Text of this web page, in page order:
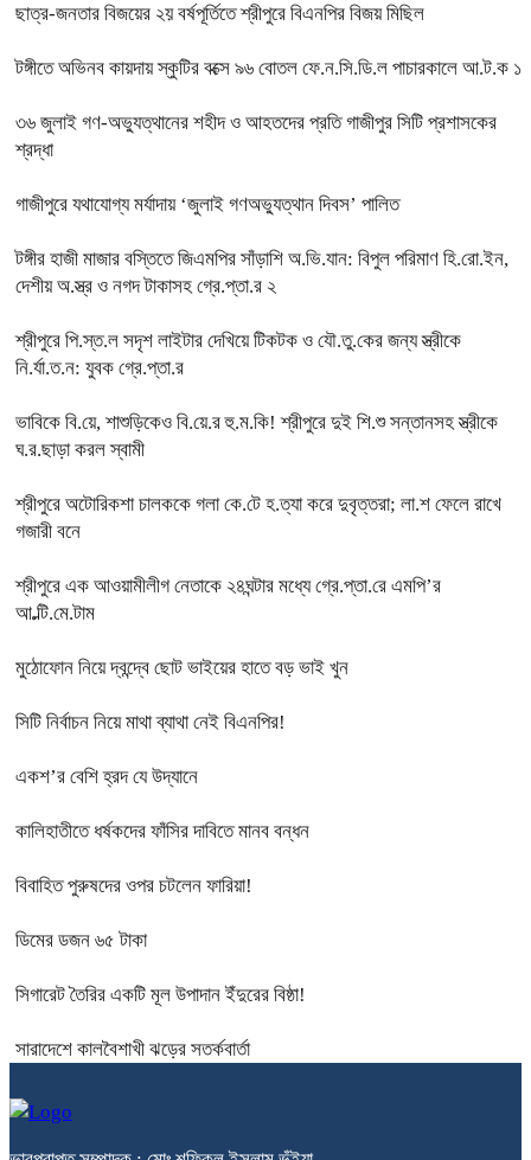
ছাত্র-জনতার বিজয়ের ২য় বর্ষপূর্তিতে শ্রীপুরে বিএনপির বিজয় মিছিল
টঙ্গীতে অভিনব কায়দায় স্কুটির বক্সে ৯৬ বোতল ফে.ন.সি.ডি.ল পাচারকালে আ.ট.ক ১
৩৬ জুলাই গণ-অভ্যুত্থানের শহীদ ও আহতদের প্রতি গাজীপুর সিটি প্রশাসকের
শ্রদ্ধা
গাজীপুরে যথাযোগ্য মর্যাদায় ‘জুলাই গণঅভ্যুত্থান দিবস’ পালিত
টঙ্গীর হাজী মাজার বস্তিতে জিএমপির সাঁড়াশি অ.ভি.যান: বিপুল পরিমাণ হি.রো.ইন,
দেশীয় অ.স্ত্র ও নগদ টাকাসহ গ্রে.প্তা.র ২
শ্রীপুরে পি.স্ত.ল সদৃশ লাইটার দেখিয়ে টিকটক ও যৌ.তু.কের জন্য স্ত্রীকে
নি.র্যা.ত.ন: যুবক গ্রে.প্তা.র
ভাবিকে বি.য়ে, শাশুড়িকেও বি.য়ে.র হু.ম.কি! শ্রীপুরে দুই শি.শু সন্তানসহ স্ত্রীকে
ঘ.র.ছাড়া করল স্বামী
শ্রীপুরে অটোরিকশা চালককে গলা কে.টে হ.ত্যা করে দুবৃত্তরা; লা.শ ফেলে রাখে
গজারী বনে
শ্রীপুরে এক আওয়ামীলীগ নেতাকে ২৪ঘন্টার মধ্যে গ্রে.প্তা.রে এমপি’র
আ.ল্টি.মে.টাম
মুঠোফোন নিয়ে দ্বন্দ্বে ছোট ভাইয়ের হাতে বড় ভাই খুন
সিটি নির্বাচন নিয়ে মাথা ব্যাথা নেই বিএনপির!
একশ’র বেশি হ্রদ যে উদ্যানে
কালিহাতীতে ধর্ষকদের ফাঁসির দাবিতে মানব বন্ধন
বিবাহিত পুরুষদের ওপর চটলেন ফারিয়া!
ডিমের ডজন ৬৫ টাকা
সিগারেট তৈরির একটি মূল উপাদান ইঁদুরের বিষ্ঠা!
সারাদেশে কালবৈশাখী ঝড়ের সতর্কবার্তা